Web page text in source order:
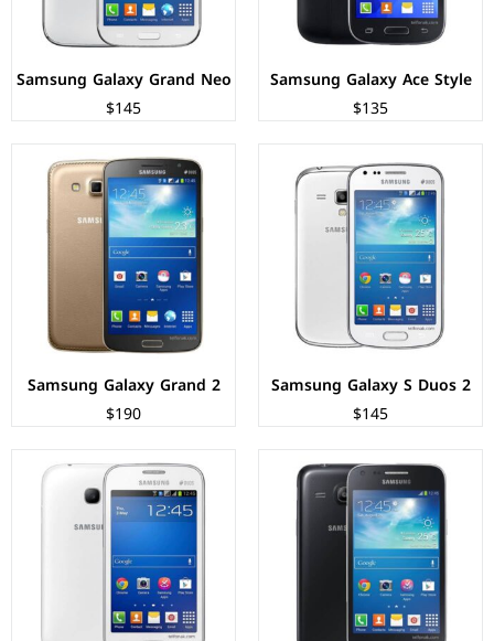
Samsung Galaxy Ace Style
$135
Samsung Galaxy Grand Neo
$145
Samsung Galaxy S Duos 2
$145
عرض المواصفات ←
Samsung Galaxy Grand 2
$190
عرض المواصفات ←
الشاشة:TFT LCD بحجم 4.3 بوصة بدقة 480px
المعالج:ثنائي النواة - 1.2 جيجاهرتز
الكاميرات:خلفية 5 م.ب / امامية VGA
الذاكرة+الرام:4 جيجابايت + 512 ميجابايت
نظام التشغيل:Android 4.2.2 (Jelly Bean)
البطارية:1800 ملي امبير
عرض المواصفات ←
الشاشة:TFT LCD بحجم 4 بوصة بدقة 480px
المعالج:1.0GHz Cortex-A5
الكاميرات:2 ميجابكسل
الذاكرة+الرام:4 جيجابايت + 512 ميجابايت
نظام التشغيل:Android 4.1.2 (Jelly Bean)
1500 ملي امبير
عرض المواصفات ←
الشاشة:TFT LCD بحجم 4 بوصة بدقة 480px
المعالج:Qualcomm Snapdragon 400
الكاميرات:خلفية 5 م.ب / امامية VGA
الذاكرة+الرام:4/8 + 1 جبجابايت
نظام التشغيل:Android 4.2.2 (Jelly Bean)
عرض المواصفات ←
الشاشة:TFT LCD بحجم 4.3 بوصة بدقة 480px
المعالج:Qualcomm Snapdragon S4 Play
خلفية 5 م.ب / امامية VGA
الذاكرة+الرام:8 + 1 جيجابايت
نظام التشغيل:
البطارية:1800 ملي امبير
عرض المواصفات ←